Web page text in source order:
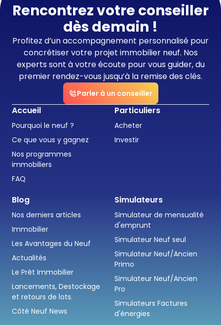
Rencontrez votre conseiller
dès demain !
Profitez d’un accompagnement personnalisé pour
concrétiser votre projet immobilier neuf. Nos
experts sont à votre écoute pour vous guider, du
premier rendez-vous jusqu’à la remise des clés.
Parler à un conseiller
Accueil
Pourquoi le neuf ?
Ce que vous y gagnez
Nos programmes
immobiliers
FAQ
Particuliers
Acheter
Investir
Blog
Nos derniers articles
Immobilier
Les Avantages du Neuf
Actualités
Le Prêt Immobilier
Lancements, Destockage
et retours de lots.
Côté Neuf News
Simulateurs
Simulateur de mensualité
d'emprunt
Simulateur Neuf seul
Simulateur Neuf/Ancien
Primo
Simulateur Neuf/Ancien
Pro
Simulateurs Factures
d'énergies